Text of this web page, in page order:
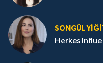
SONGÜL
Herkes